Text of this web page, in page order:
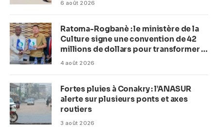
6 août 2026
Ratoma-Rogbanè : le ministère de la
Culture signe une convention de 42
millions de dollars pour transformer la
plage en complexe balnéaire
4 août 2026
Fortes pluies à Conakry : l’ANASUR
alerte sur plusieurs ponts et axes
routiers
3 août 2026